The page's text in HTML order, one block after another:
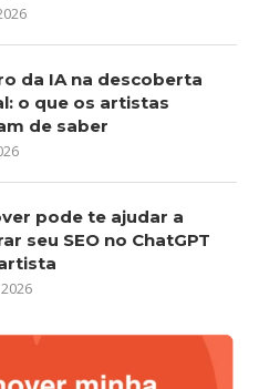
da IA na descoberta
o que os artistas
de saber
pode te ajudar a
seu SEO no ChatGPT